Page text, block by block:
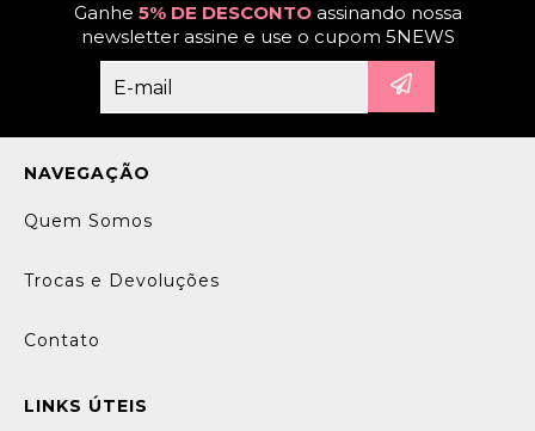
Ganhe 5% DE DESCONTOassinando nossa
newsletter assine e use o cupom 5NEWS
NAVEGAÇÃO
Quem Somos
Trocas e Devoluções
Contato
LINKS ÚTEIS